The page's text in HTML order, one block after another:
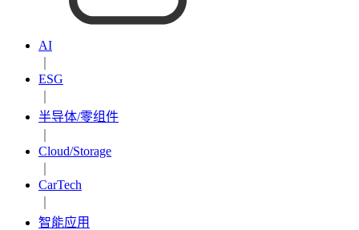
AI
ESG
半导体/零组件
Cloud/Storage
CarTech
智能应用